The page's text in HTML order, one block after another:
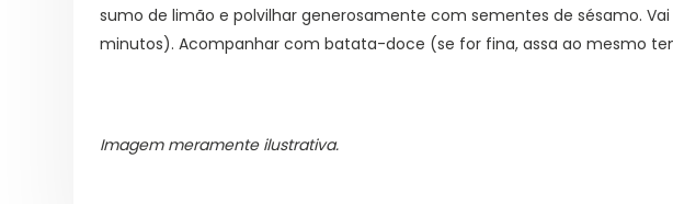
sumo de limão e polvilhar generosamente com sementes de sésamo.
minutos). Acompanhar com batata-doce (se for fina, assa ao mesmo
Imagem meramente ilustrativa.